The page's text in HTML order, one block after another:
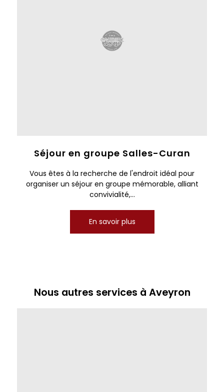
Séjour en groupe Salles-Curan
Vous êtes à la recherche de l'endroit idéal pour
organiser un séjour en groupe mémorable, alliant
convivialité,...
En savoir plus
Nous autres services à Aveyron